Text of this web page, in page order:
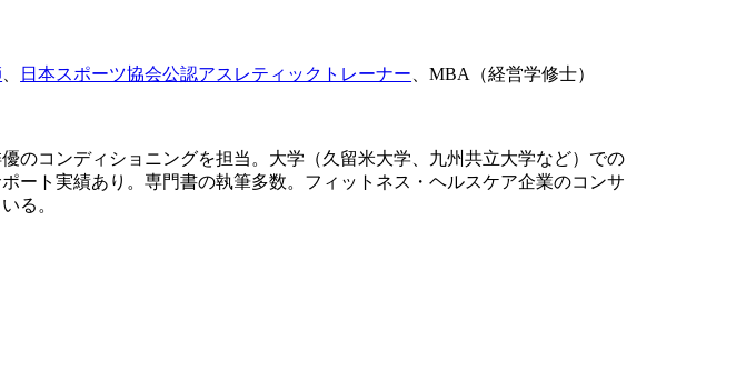
日本スポーツ協会公認アスレティックトレーナー 、MBA（経営学修士）
のコンディショニングを担当。大学（久留米大学、九州共立大学など）での
ート実績あり。専門書の執筆多数。フィットネス・ヘルスケア企業のコンサ
る。